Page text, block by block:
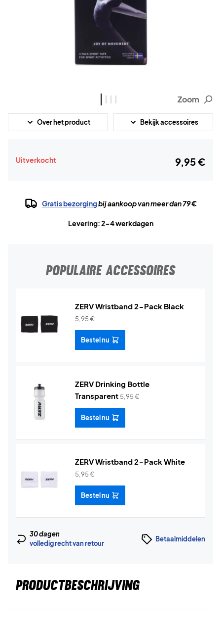
Zoom
Over het product Bekijk accessoires
Uitverkocht 9,95 €
Gratis bezorgingbij aankoop van meer dan 79 €
Levering: 2-4 werkdagen
POPULAIRE ACCESSOIRES
ZERV Wristband 2-Pack Black
5,95€
Bestel nu
ZERV Drinking Bottle
Transparent 5,95€
Bestel nu
ZERV Wristband 2-Pack White
5,95€
Bestel nu
30 dagen
volledig recht van retour
Betaalmiddelen
PRODUCTBESCHRIJVING